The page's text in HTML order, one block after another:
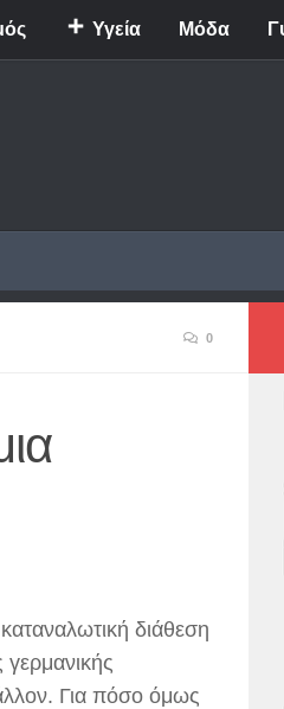
Υγεία Μόδα
0
διάθεση
Για πόσο όμως